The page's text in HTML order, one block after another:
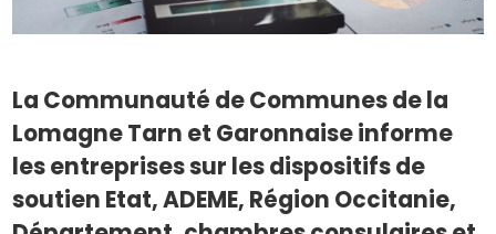
La Communauté de Communes de la
Lomagne Tarn et Garonnaise informe
les entreprises sur les dispositifs de
soutien Etat, ADEME, Région Occitanie,